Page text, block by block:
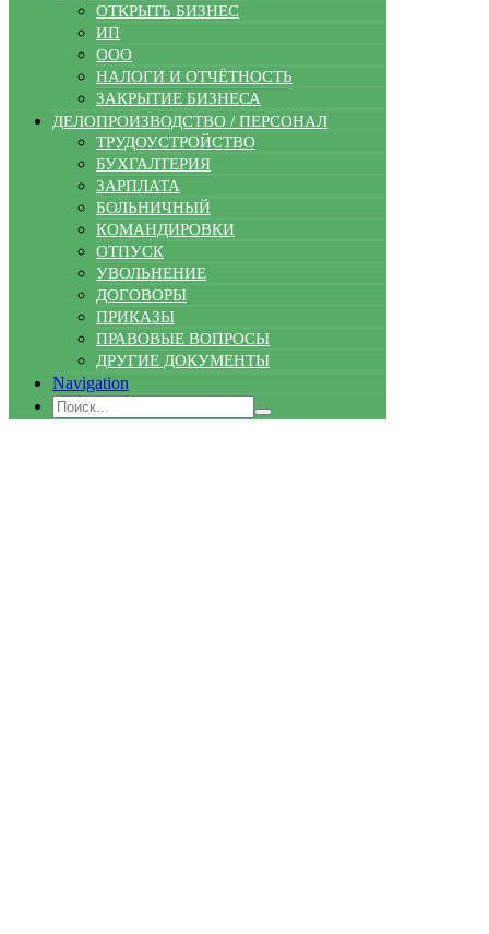
ОТКРЫТЬ БИЗНЕС
ИП
ООО
НАЛОГИ И ОТЧЁТНОСТЬ
ЗАКРЫТИЕ БИЗНЕСА
ДЕЛОПРОИЗВОДСТВО / ПЕРСОНАЛ
ТРУДОУСТРОЙСТВО
БУХГАЛТЕРИЯ
ЗАРПЛАТА
БОЛЬНИЧНЫЙ
КОМАНДИРОВКИ
ОТПУСК
УВОЛЬНЕНИЕ
ДОГОВОРЫ
ПРИКАЗЫ
ПРАВОВЫЕ ВОПРОСЫ
ДРУГИЕ ДОКУМЕНТЫ
Navigation